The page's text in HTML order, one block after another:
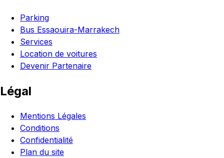
Parking
Bus Essaouira-Marrakech
Services
Location de voitures
Devenir Partenaire
Légal
Mentions Légales
Conditions
Confidentialité
Plan du site